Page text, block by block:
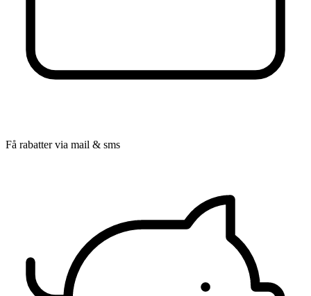
Få rabatter via mail & sms